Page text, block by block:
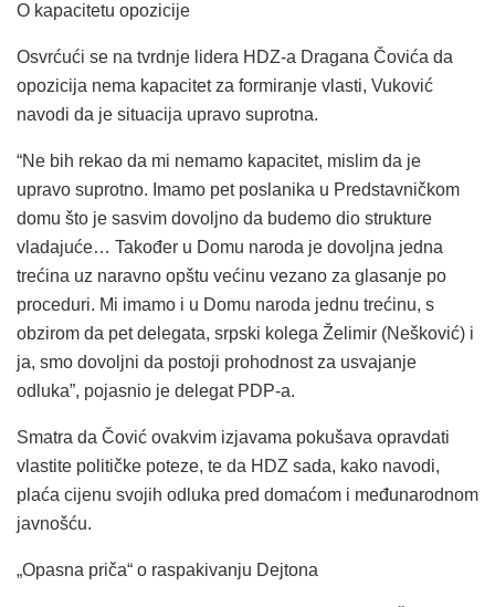
O kapacitetu opozicije
Osvrćući se na tvrdnje lidera HDZ-a Dragana Čovića da
opozicija nema kapacitet za formiranje vlasti, Vuković
navodi da je situacija upravo suprotna.
“Ne bih rekao da mi nemamo kapacitet, mislim da je
upravo suprotno. Imamo pet poslanika u Predstavničkom
domu što je sasvim dovoljno da budemo dio strukture
vladajuće… Također u Domu naroda je dovoljna jedna
trećina uz naravno opštu većinu vezano za glasanje po
proceduri. Mi imamo i u Domu naroda jednu trećinu, s
obzirom da pet delegata, srpski kolega Želimir (Nešković) i
ja, smo dovoljni da postoji prohodnost za usvajanje
odluka”, pojasnio je delegat PDP-a.
Smatra da Čović ovakvim izjavama pokušava opravdati
vlastite političke poteze, te da HDZ sada, kako navodi,
plaća cijenu svojih odluka pred domaćom i međunarodnom
javnošću.
„Opasna priča“ o raspakivanju Dejtona